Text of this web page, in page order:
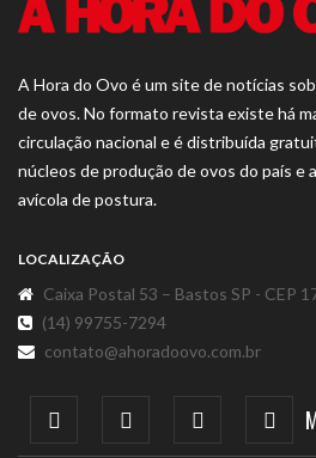
A Hora do Ovo é um site de notícias
de ovos. No formato revista existe há
circulação nacional e é distribuída
núcleos de produção de ovos do país e
avícola de postura.
LOCALIZAÇÃO
Caixa Postal 53 – Bastos SP - CEP
(14) 99755-7294
contato@ahoradoovo.com.br